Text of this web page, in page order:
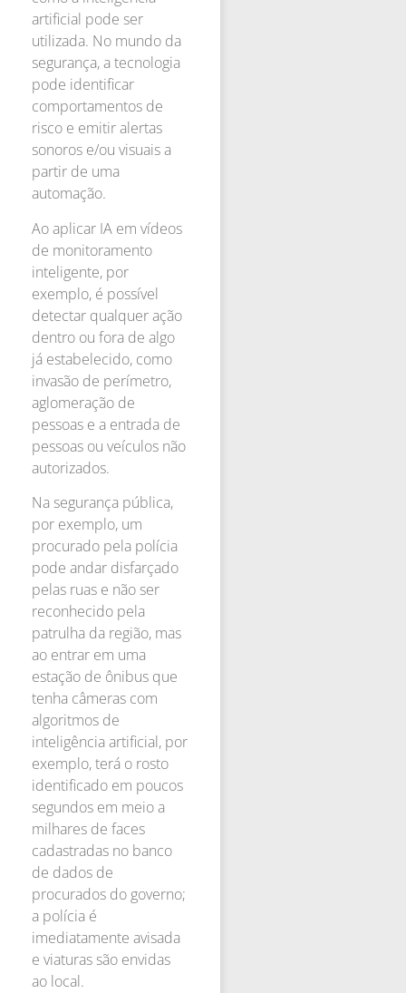
artificial pode ser
utilizada. No mundo da
segurança, a tecnologia
pode identificar
comportamentos de
risco e emitir alertas
sonoros e/ou visuais a
partir de uma
automação.
Ao aplicar IA em vídeos
de monitoramento
inteligente, por
exemplo, é possível
detectar qualquer ação
dentro ou fora de algo
já estabelecido, como
invasão de perímetro,
aglomeração de
pessoas e a entrada de
pessoas ou veículos não
autorizados.
Na segurança pública,
por exemplo, um
procurado pela polícia
pode andar disfarçado
pelas ruas e não ser
reconhecido pela
patrulha da região, mas
ao entrar em uma
estação de ônibus que
tenha câmeras com
algoritmos de
inteligência artificial, por
exemplo, terá o rosto
identificado em poucos
segundos em meio a
milhares de faces
cadastradas no banco
de dados de
procurados do governo;
a polícia é
imediatamente avisada
e viaturas são envidas
ao local.